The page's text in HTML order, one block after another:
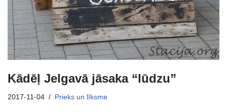
Kādēļ Jelgavā jāsaka “lūdzu”
2017-11-04 Prieks un līksme